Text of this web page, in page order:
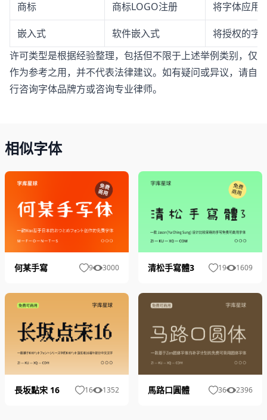
商标 商标LOGO注册 将字体应用
嵌入式 软件嵌入式
将授权的字
许可类型是根据经验整理，包括但不限于上述举例类别，仅
作为参考之用，并不代表法律建议。如有疑问或异议，请自
行咨询字体品牌方或咨询专业律师。
相似字体
何某手寫 9 3000 清松手寫體3 19 1609
長坂點宋 16 16 1352 馬路口圓體 36 2396